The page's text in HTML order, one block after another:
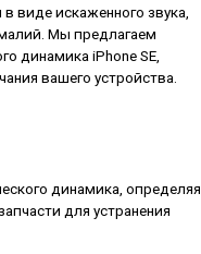
виде искаженного звука,
Мы предлагаем
динамика iPhone SE,
вашего устройства.
динамика, определяя
для устранения